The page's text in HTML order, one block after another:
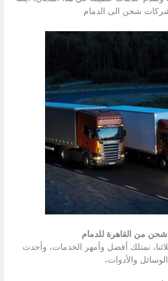
شحن الى الدمام
من القاهرة للدمام
نمتلك أفضل وأمهر الخدمات، وأحدث
الوسائل والأدوات،